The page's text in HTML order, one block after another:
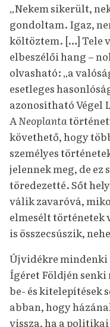
„Nekem sikerült,
gondoltam. Igaz,
költöztem. […] Tele
elbeszélői hang –
olvasható: „a
esetleges
azonosítható Végel
ANeoplanta
követhető, hogy
személyes
jelennek meg, de ez
töredezetté. Sőt
válik zavaróvá,
elmesélt történetek
is összecsúszik,
Újvidékre mindenki
Ígéret Földjén
be- és kitelepítések
abban, hogy
vissza, ha a